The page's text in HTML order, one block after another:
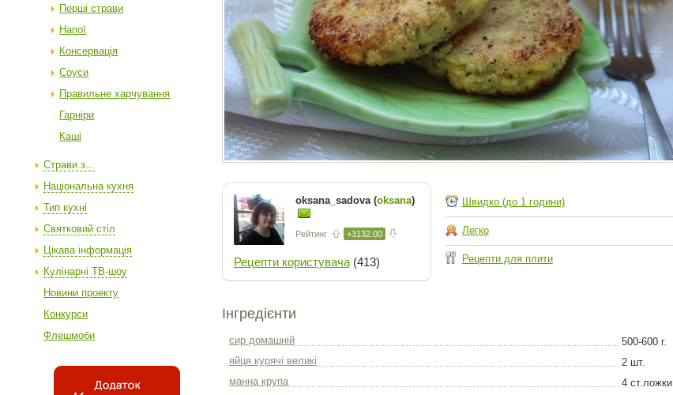
Перші страви
Напої
Консервація
Соуси
Правильне харчування
Гарніри
Каші
Страви з...
Національна кухня
Тип кухні
Святковий стіл
Цікава інформація
Кулінарні ТВ-шоу
Новини проекту
Конкурси
Флешмоби
oksana_sadova (oksana)
Рейтинг +3132.00
Рецепти користувача(413)
Швидко (до 1 години)
Легко
Рецепти для плити
Інгредієнти
cир домашній
500-600 г.
яйця курячі великі
2 шт.
манна крупа
4 ст.ложки